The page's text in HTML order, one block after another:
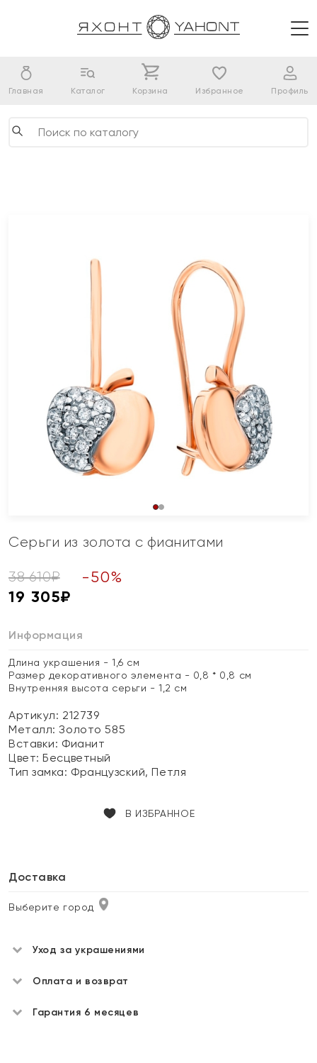
Главная Каталог Корзина Избранное Профиль
Серьги из золота с фианитами
38 610₽ -50%
19 305₽
Информация
Длина украшения - 1,6 см
Размер декоративного элемента - 0,8 * 0,8 см
Внутренняя высота серьги - 1,2 см
Артикул: 212739
Металл:Золото 585
Вставки: Фианит
Цвет:Бесцветный
Тип замка: Французский, Петля
В ИЗБРАННОЕ
Доставка
Выберите город
Уход за украшениями
Оплата и возврат
Гарантия 6 месяцев